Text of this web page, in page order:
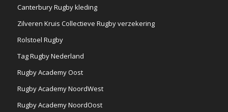
Canterbury Rugby kleding
Zilveren Kruis Collectieve Rugby verzekering
Rolstoel Rugby
Tag Rugby Nederland
Rugby Academy Oost
Rugby Academy NoordWest
Rugby Academy NoordOost